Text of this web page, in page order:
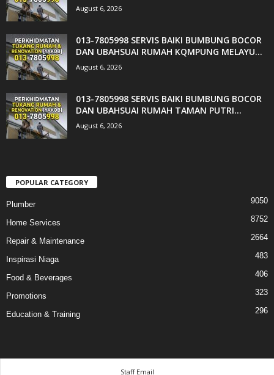
August 6, 2026
013-7805998 SERVIS BAIKI BUMBUNG BOCOR
DAN UBAHSUAI RUMAH KQMPUNG MELAYU...
August 6, 2026
013-7805998 SERVIS BAIKI BUMBUNG BOCOR
DAN UBAHSUAI RUMAH TAMAN PUTRI...
August 6, 2026
POPULAR CATEGORY
Plumber 9050
Home Services 8752
Repair & Maintenance 2664
Inspirasi Niaga 483
Food & Beverages 406
Promotions 323
Education & Training 296
Staff Email